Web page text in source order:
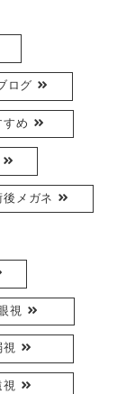
ログ
すめ
後メガネ
視
視
視